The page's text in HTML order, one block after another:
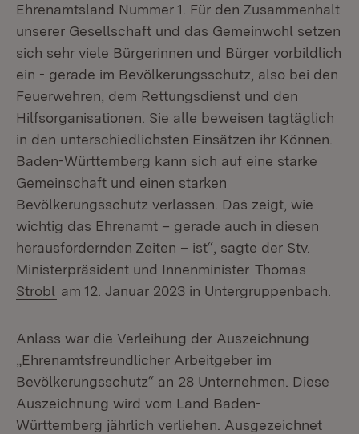
Ehrenamtsland Nummer 1. Für den Zusammenhalt
unserer Gesellschaft und das Gemeinwohl setzen
sich sehr viele Bürgerinnen und Bürger vorbildlich
ein - gerade im Bevölkerungsschutz, also bei den
Feuerwehren, dem Rettungsdienst und den
Hilfsorganisationen. Sie alle beweisen tagtäglich
in den unterschiedlichsten Einsätzen ihr Können.
Baden-Württemberg kann sich auf eine starke
Gemeinschaft und einen starken
Bevölkerungsschutz verlassen. Das zeigt, wie
wichtig das Ehrenamt – gerade auch in diesen
herausfordernden Zeiten – ist“, sagte der Stv.
Ministerpräsident und Innenminister Thomas
Strobl am 12. Januar 2023 in Untergruppenbach.
Anlass war die Verleihung der Auszeichnung
„Ehrenamtsfreundlicher Arbeitgeber im
Bevölkerungsschutz“ an 28 Unternehmen. Diese
Auszeichnung wird vom Land Baden-
Württemberg jährlich verliehen. Ausgezeichnet